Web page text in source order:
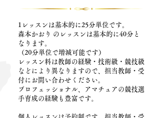
1レッスンは基本的に25分単位です。
森本かおり のレッスンは基本的に40分と
なります。
（20分単位で増減可能です）
レッスン料は教師の経験・技術級・競技級
などにより異なりますので、担当教師・受
付にお問い合わせください。
プロフェッショナル、アマチュアの競技選
手育成の経験も豊富です。